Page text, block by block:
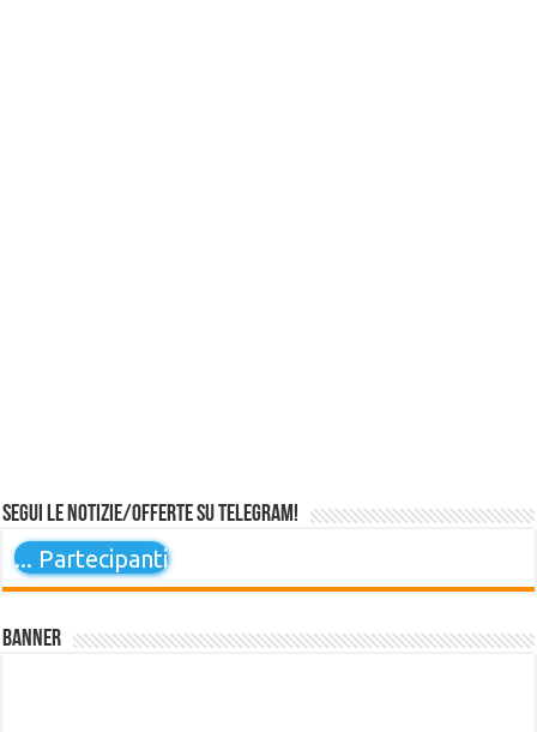
Segui le notizie/offerte su Telegram!
... Partecipanti
Banner